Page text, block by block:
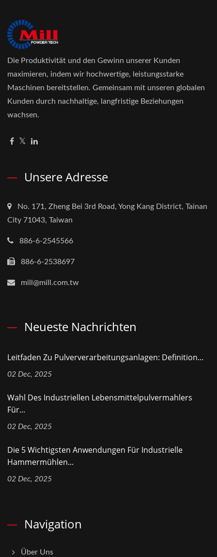
Die Produktivität und den Gewinn unserer Kunden
maximieren, indem wir hochwertige, leistungsstarke
Maschinen bereitstellen. Gemeinsam mit unseren globalen
Kunden durch nachhaltige, langfristige Beziehungen
wachsen.
Unsere Adresse
No. 171, Zheng Bei 3rd Road, Yong Kang District, Tainan
City 71043, Taiwan
886-6-2545566
886-6-2538697
mill@mill.com.tw
Neueste Nachrichten
Leitfaden Zu Pulververarbeitungsanlagen: Definition...
02 Dec, 2025
Wahl Des Industriellen Lebensmittelpulvermahlers
Für...
02 Dec, 2025
Die 5 Wichtigsten Anwendungen Für Industrielle
Hammermühlen...
02 Dec, 2025
Navigation
Über Uns